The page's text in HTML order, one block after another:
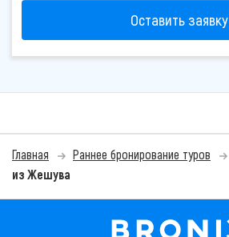
Оставить заявку
Главная Раннее бронирование туров
из Жешува